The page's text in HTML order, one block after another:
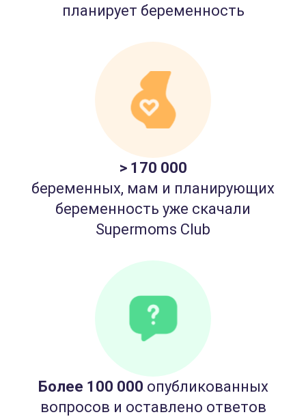
планирует беременность
> 170 000
беременных, мам и планирующих
беременность уже скачали
Supermoms Club
Более 100 000 опубликованных
вопросов и оставлено ответов